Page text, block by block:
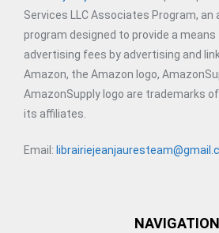
Services LLC Associates Program,
program designed to provide a
advertising fees by advertising and
Amazon, the Amazon logo,
AmazonSupply logo are trademarks
its affiliates.
Email:
NAVIGATION